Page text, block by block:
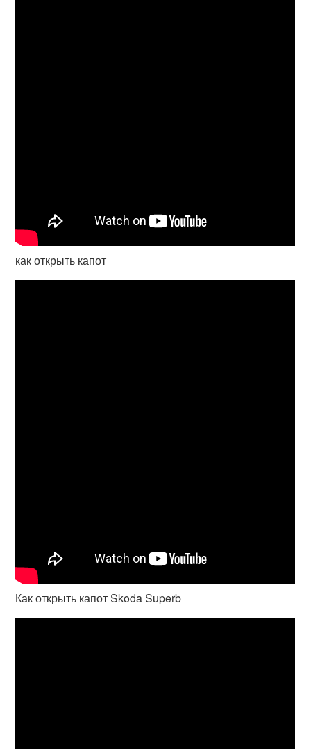
как открыть капот
Как открыть капот Skoda Superb